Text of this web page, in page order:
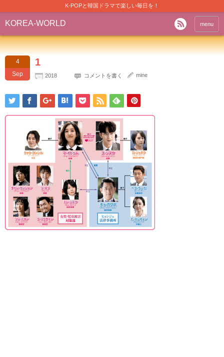
K-POPと韓国ドラマで楽しい毎日を！
KOREA-WORLD menu
4
Sep
1
2018 コメントを書く mine